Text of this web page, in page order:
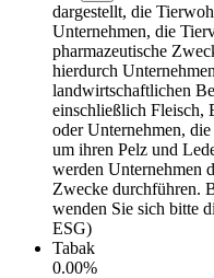
dargestellt, die
Unternehmen, die
pharmazeutische
hierdurch
landwirtschaftlichen
einschließlich Fleisch,
oder Unternehmen,
um ihren Pelz und
werden Unternehmen
Zwecke durchführen.
wenden Sie sich bitte
ESG)
Tabak
0.00%